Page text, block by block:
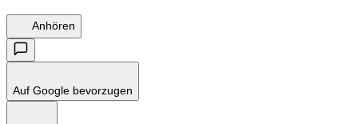
Anhören
Auf Google bevorzugen